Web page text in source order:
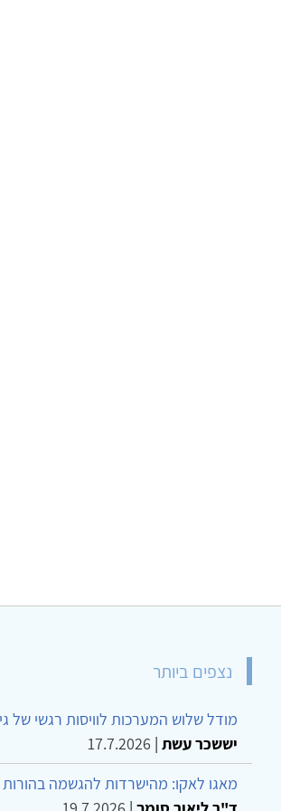
נצפים ביותר
מודל שלוש המערכות לוויסות רגשי של
יששכר עשת |
17.7.2026
מאגו לאקו: מהישרדות להגשמה